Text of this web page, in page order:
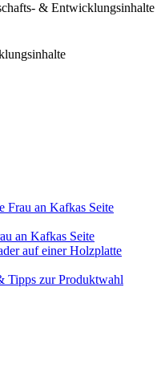
& Entwicklungsinhalte
an Kafkas Seite
Tipps zur Produktwahl